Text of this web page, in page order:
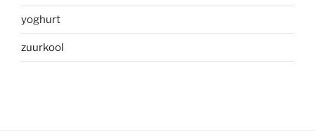
yoghurt
zuurkool